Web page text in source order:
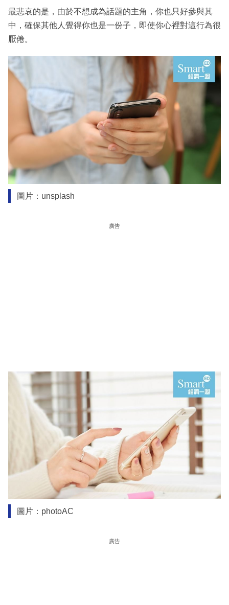
最悲哀的是，由於不想成為話題的主角，你也只好參與其
中，確保其他人覺得你也是一份子，即使你心裡對這行為很
厭倦。
圖片：unsplash
廣告
圖片：photoAC
廣告